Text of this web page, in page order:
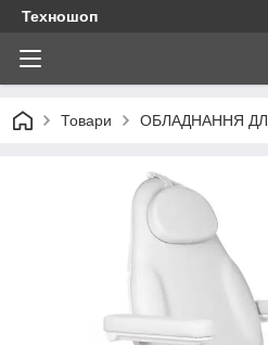
Техношоп
Товари ОБЛАДНАННЯ